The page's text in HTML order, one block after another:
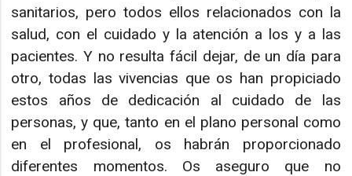
sanitarios, pero todos ellos relacionados con la
salud, con el cuidado y la atención a los y a las
pacientes. Y no resulta fácil dejar, de un día para
otro, todas las vivencias que os han propiciado
estos años de dedicación al cuidado de las
personas, y que, tanto en el plano personal como
en el profesional, os habrán proporcionado
diferentes momentos. Os aseguro que no